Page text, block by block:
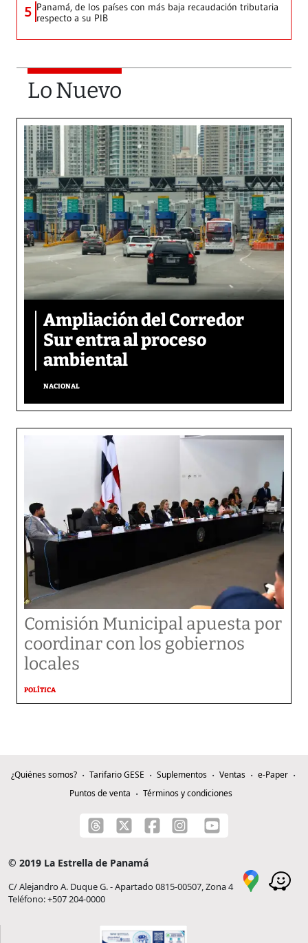
5 Panamá, de los países con más baja recaudación tributaria
respecto a su PIB
Lo Nuevo
Ampliación del Corredor
Sur entra al proceso
ambiental
NACIONAL
Comisión Municipal apuesta por
coordinar con los gobiernos
locales
POLÍTICA
¿Quiénes somos? Tarifario GESE Suplementos Ventas
e-Paper
Puntos de venta
Términos y condiciones
© 2019 La Estrella de Panamá
C/ Alejandro A. Duque G. - Apartado 0815-00507, Zona 4
Teléfono: +507 204-0000